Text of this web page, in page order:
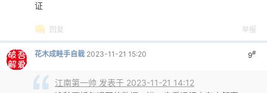
证
回复 举报
9#
花木成畦手自栽 2023-11-21 15:20
江南第一帅 发表于 2023-11-21 14:12